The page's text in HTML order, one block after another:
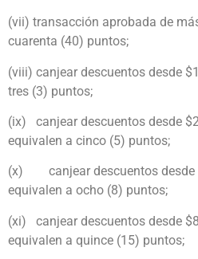
(vii) transacción aprobada de
cuarenta (40) puntos;
(viii) canjear descuentos desde
tres (3) puntos;
(ix)
canjear descuentos desde
equivalen a cinco (5) puntos;
(x)
canjear descuentos
equivalen a ocho (8) puntos;
(xi)
canjear descuentos desde
equivalen a quince (15) puntos;